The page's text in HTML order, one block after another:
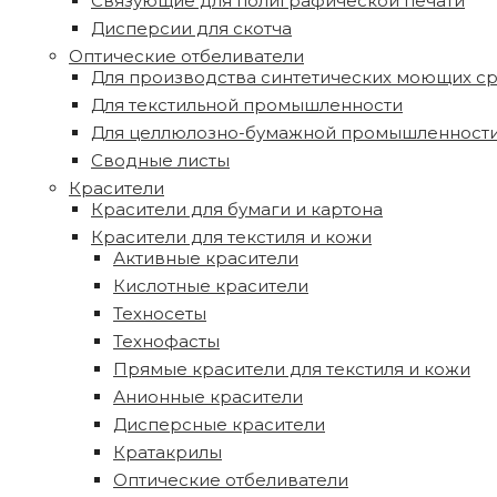
Дисперсии для скотча
Оптические отбеливатели
Для производства синтетических моющих
Для текстильной промышленности
Для целлюлозно-бумажной
Сводные листы
Красители
Красители для бумаги и картона
Красители для текстиля и кожи
Активные красители
Кислотные красители
Техносеты
Технофасты
Прямые красители для текстиля и кожи
Анионные красители
Дисперсные красители
Кратакрилы
Оптические отбеливатели